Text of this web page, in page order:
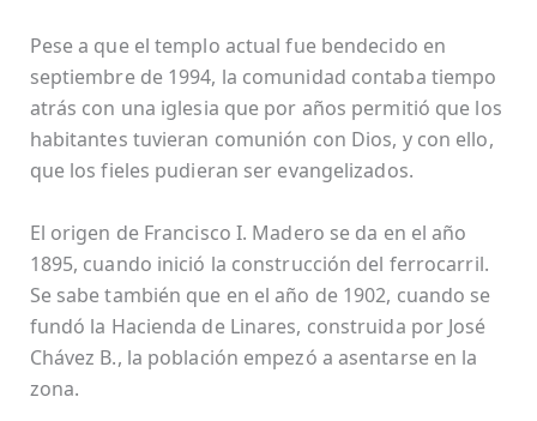
Pese a que el templo actual fue bendecido en
septiembre de 1994, la comunidad contaba tiempo
atrás con una iglesia que por años permitió que los
habitantes tuvieran comunión con Dios, y con ello,
que los fieles pudieran ser evangelizados.
El origen de Francisco I. Madero se da en el año
1895, cuando inició la construcción del ferrocarril.
Se sabe también que en el año de 1902, cuando se
fundó la Hacienda de Linares, construida por José
Chávez B., la población empezó a asentarse en la
zona.